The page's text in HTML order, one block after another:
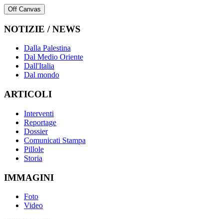
Off Canvas
NOTIZIE / NEWS
Dalla Palestina
Dal Medio Oriente
Dall'Italia
Dal mondo
ARTICOLI
Interventi
Reportage
Dossier
Comunicati Stampa
Pillole
Storia
IMMAGINI
Foto
Video